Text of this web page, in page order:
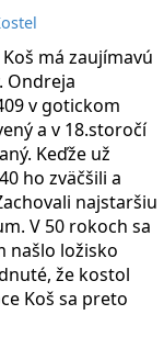
má zaujímavú
Ondreja
v gotickom
a v 18.storočí
Keďže už
ho zväčšili a
najstaršiu
V 50 rokoch sa
našlo ložisko
že kostol
Koš sa preto